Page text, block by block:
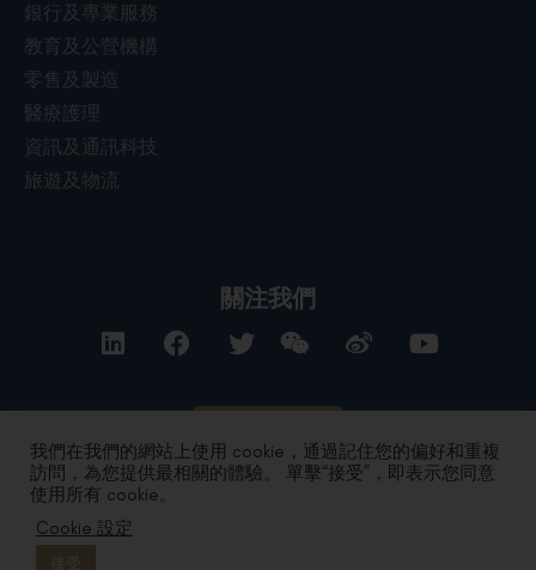
銀行及專業服務
教育及公營機構
零售及製造
醫療護理
資訊及通訊科技
旅遊及物流
關注我們
私隱政策| 條款及細則
Reserved.版權所有 不得轉載
粤ICP备17165541号 合字B1.B2-20080003
我們在我們的網站上使用 cookie，通過記住您的偏好和重複
訪問，為您提供最相關的體驗。 單擊“接受”，即表示您同意
使用所有 cookie。
Cookie 設定
接受